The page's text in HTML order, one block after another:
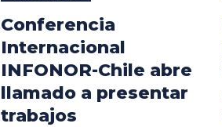
Conferencia
Internacional
INFONOR-Chile abre
llamado a presentar
trabajos